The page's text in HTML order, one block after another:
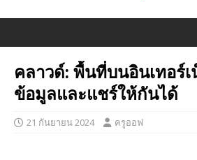
คลาวด์: พื้นที่บนอินเทอร์
ข้อมูลและแชร์ให้กันได้
21 กันยายน 2024 ครูออฟ